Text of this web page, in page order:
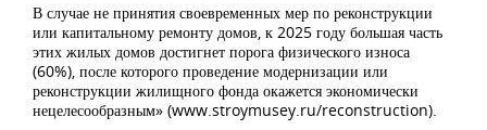
В случае не принятия своевременных мер по реконструкции
или капитальному ремонту домов, к 2025 году большая часть
этих жилых домов достигнет порога физического износа
(60%), после которого проведение модернизации или
реконструкции жилищного фонда окажется экономически
нецелесообразным» (www.stroymusey.ru/reconstruction).